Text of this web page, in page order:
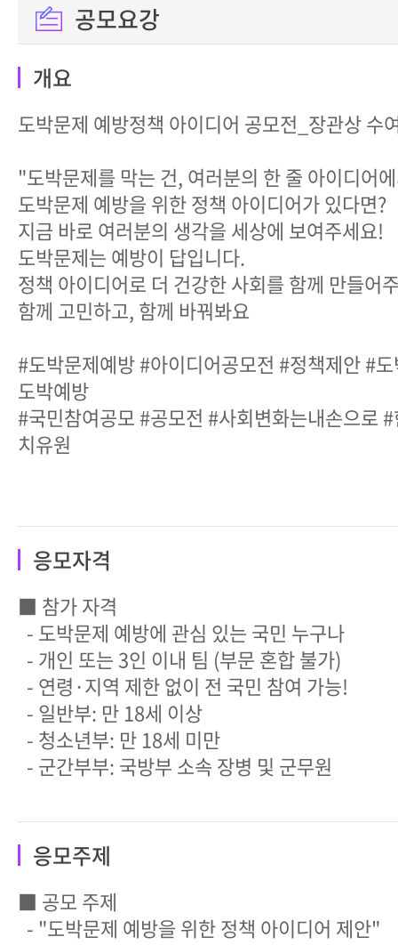
공모요강
개요
도박문제 예방정책 아이디어 공모전_장관상 수
"도박문제를 막는 건, 여러분의 한 줄 아이디어
도박문제 예방을 위한 정책 아이디어가 있다면?
지금 바로 여러분의 생각을 세상에 보여주세요!
도박문제는 예방이 답입니다.
정책 아이디어로 더 건강한 사회를 함께 만들어
함께 고민하고, 함께 바꿔봐요
#도박문제예방 #아이디어공모전 #정책제안 #
도박예방
#국민참여공모 #공모전 #사회변화는내손으로
치유원
응모자격
■ 참가 자격
- 도박문제 예방에 관심 있는 국민 누구나
- 개인 또는 3인 이내 팀 (부문 혼합 불가)
- 연령·지역 제한 없이 전 국민 참여 가능!
- 일반부: 만 18세 이상
- 청소년부: 만 18세 미만
- 군간부부: 국방부 소속 장병 및 군무원
응모주제
■ 공모 주제
- "도박문제 예방을 위한 정책 아이디어 제안"